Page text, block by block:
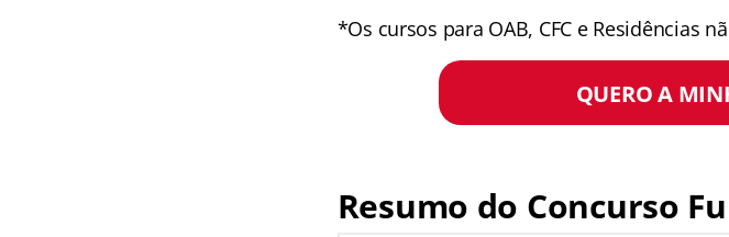
*Os cursos para OAB, CFC e Residências
QUERO A
Resumo do Concurso